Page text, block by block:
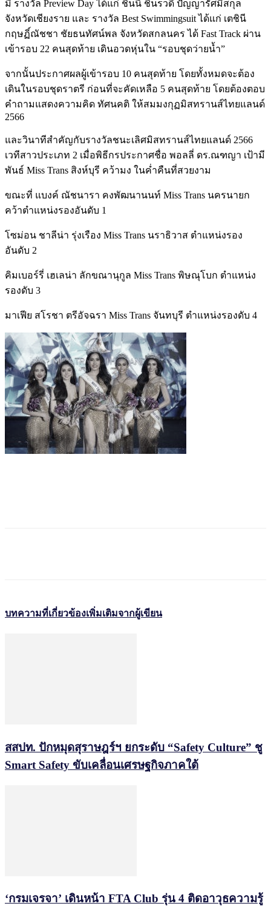
มี รางวัล Preview Day ได้แก่ ชินนี่ ชินรวดี ปัญญารัศมิ์สกุล
จังหวัดเชียงราย และ รางวัล Best Swimmingsuit ได้แก่ เตชินี
กฤษฏิ์ณัชชา ชัยธนทัศน์พล จังหวัดสกลนคร ได้ Fast Track ผ่าน
เข้ารอบ 22 คนสุดท้าย เดินอวดหุ่นใน “รอบชุดว่ายน้ำ”
จากนั้นประกาศผลผู้เข้ารอบ 10 คนสุดท้าย โดยทั้งหมดจะต้อง
เดินในรอบชุดราตรี ก่อนที่จะคัดเหลือ 5 คนสุดท้าย โดยต้องตอบ
คำถามแสดงความคิด ทัศนคติ ให้สมมงกุฏมิสทรานส์ไทยแลนด์
2566
และวินาทีสำคัญกับรางวัลชนะเลิศมิสทรานส์ไทยแลนด์ 2566
เวทีสาวประเภท 2 เมื่อพิธีกรประกาศชื่อ พอลลี่ ดร.ณฑญา เป้ามี
พันธ์ Miss Trans สิงห์บุรี คว้ามง ในค่ำคืนที่สวยงาม
ขณะที่ แบงค์ ณัชนารา คงพัฒนานนท์ Miss Trans นครนายก
คว้าตำแหน่งรองอันดับ 1
โซม่อน ชาลีน่า รุ่งเรือง Miss Trans นราธิวาส ตำแหน่งรอง
อันดับ 2
คิมเบอร์รี่ เฮเลน่า ลักขณานุกูล Miss Trans พิษณุโบก ตำแหน่ง
รองดับ 3
มาเฟีย สโรชา ตรีอัจฉรา Miss Trans จันทบุรี ตำแหน่งรองดับ 4
บทความที่เกี่ยวข้องเพิ่มเติมจากผู้เขียน
สสปท. ปักหมุดสุราษฎร์ฯ ยกระดับ “Safety Culture” ชู
Smart Safety ขับเคลื่อนเศรษฐกิจภาคใต้
‘กรมเจรจา’ เดินหน้า FTA Club รุ่น 4 ติดอาวุธความรู้